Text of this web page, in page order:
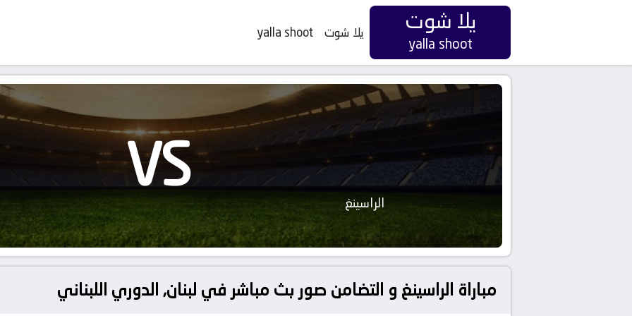
يلا شوت
yalla shoot
يلا شوت yalla shoot
الراسينغ VS
مباراة الراسينغ و التضامن صور بث مباشر في لبنان, الدوري اللبناني